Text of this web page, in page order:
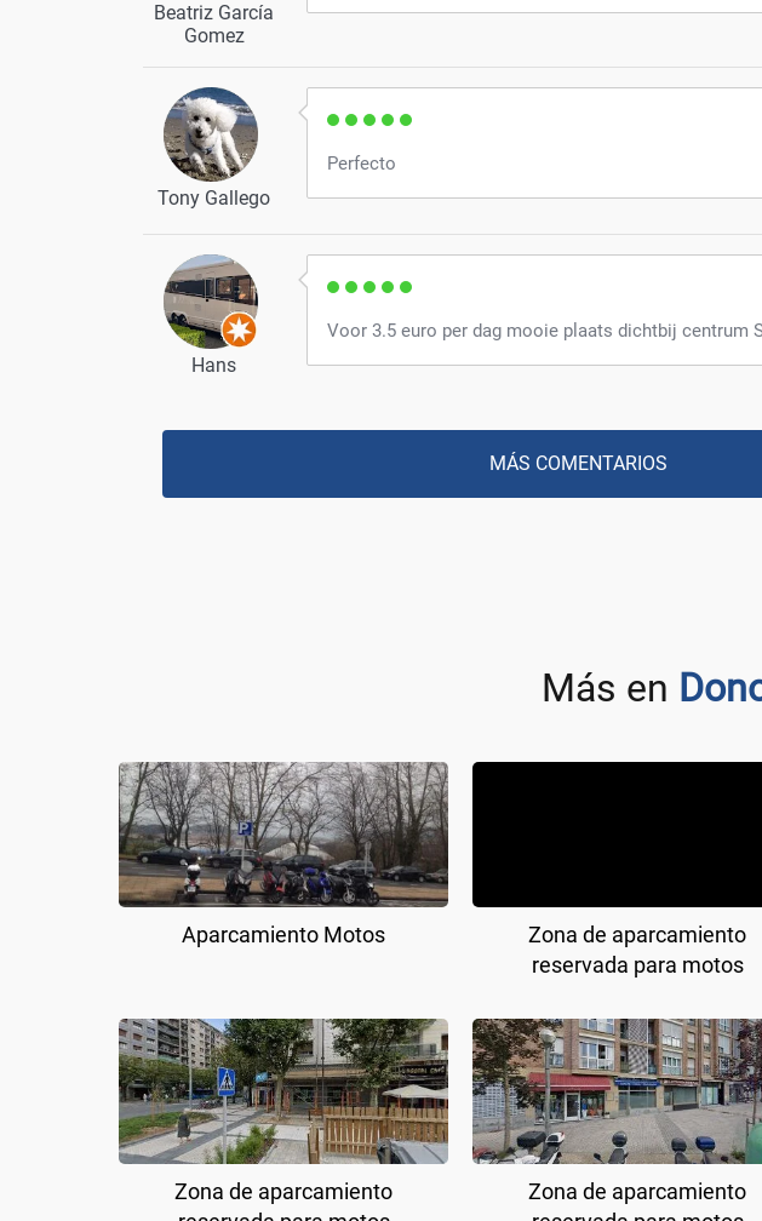
Beatriz García
Gomez
Tony Gallego
Perfecto
Hans
Voor 3.5 euro per dag mooie plaats dichtbij centrum
MÁS COMENTARIOS
Más en
Aparcamiento Motos
Zona de aparcamiento
reservada para motos
Zona de aparcamiento
Zona de aparcamiento